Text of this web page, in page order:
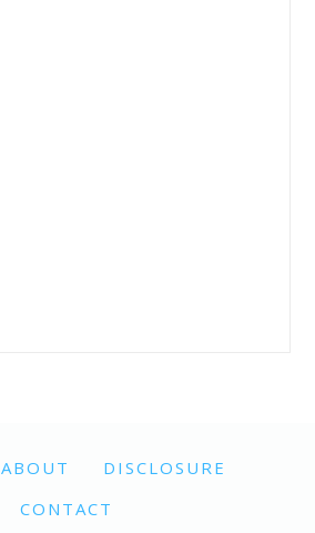
ABOUT
DISCLOSURE
CONTACT